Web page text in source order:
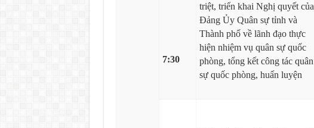
7:30
triệt, triển khai Nghị quyết của
Đảng Ủy Quân sự tỉnh và
Thành phố về lãnh đạo thực
hiện nhiệm vụ quân sự quốc
phòng, tổng kết công tác quân
sự quốc phòng, huấn luyện